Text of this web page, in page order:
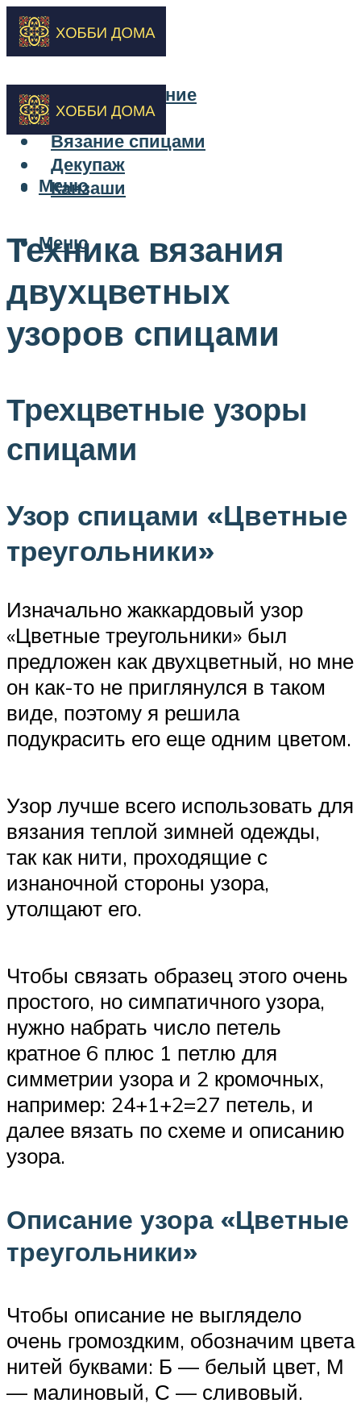
Бисероплетение
Вышивка
Вязание спицами
Декупаж
Канзаши
Меню
Меню
Техника вязания
двухцветных
узоров спицами
Трехцветные узоры
спицами
Узор спицами «Цветные
треугольники»
Изначально жаккардовый узор
«Цветные треугольники» был
предложен как двухцветный, но мне
он как-то не приглянулся в таком
виде, поэтому я решила
подукрасить его еще одним цветом.
Узор лучше всего использовать для
вязания теплой зимней одежды,
так как нити, проходящие с
изнаночной стороны узора,
утолщают его.
Чтобы связать образец этого очень
простого, но симпатичного узора,
нужно набрать число петель
кратное 6 плюс 1 петлю для
симметрии узора и 2 кромочных,
например: 24+1+2=27 петель, и
далее вязать по схеме и описанию
узора.
Описание узора «Цветные
треугольники»
Чтобы описание не выглядело
очень громоздким, обозначим цвета
нитей буквами: Б — белый цвет, М
— малиновый, С — сливовый.